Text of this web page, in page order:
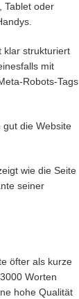
Tablet oder
klar strukturiert
mit
Robots-Tags
die Website
wie die Seite
seiner
öfter als kurze
Worten
hohe Qualität